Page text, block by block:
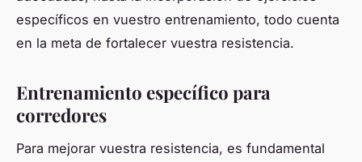
específicos en vuestro entrenamiento, todo cuenta
en la meta de fortalecer vuestra resistencia.
Entrenamiento específico para
corredores
Para mejorar vuestra resistencia, es fundamental